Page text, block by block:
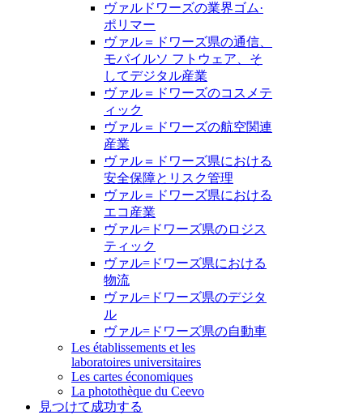
ヴァルドワーズの業界ゴム·
ポリマー
ヴァル＝ドワーズ県の通信、
モバイルソ フトウェア、そ
してデジタル産業
ヴァル＝ドワーズのコスメテ
ィック
ヴァル＝ドワーズの航空関連
産業
ヴァル＝ドワーズ県における
安全保障とリスク管理
ヴァル＝ドワーズ県における
エコ産業
ヴァル=ドワーズ県のロジス
ティック
ヴァル=ドワーズ県における
物流
ヴァル=ドワーズ県のデジタ
ル
ヴァル=ドワーズ県の自動車
Les établissements et les
laboratoires universitaires
Les cartes économiques
La photothèque du Ceevo
見つけて成功する